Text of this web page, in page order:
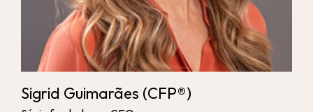
Sigrid Guimarães (CFP®)